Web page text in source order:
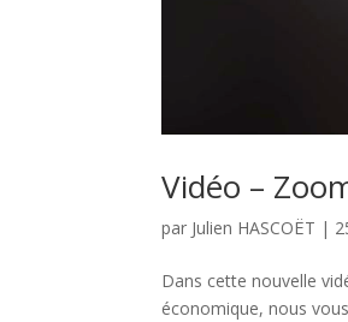
Vidéo –
par Julien HASCOËT |
Dans cette nouvelle
économique, nous